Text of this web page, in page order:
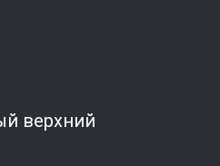
верхний